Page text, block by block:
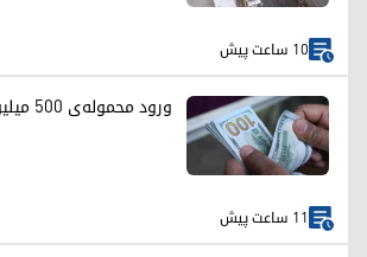
10 ساعت پیش
ورود محموله‌ی ۵۰۰ میلیون دلاری به عراق
11 ساعت پیش